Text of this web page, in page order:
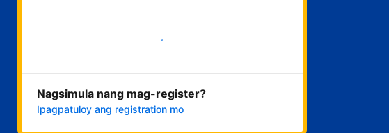
Magsimula na
Nagsimula nang mag-register?
Ipagpatuloy ang registration mo